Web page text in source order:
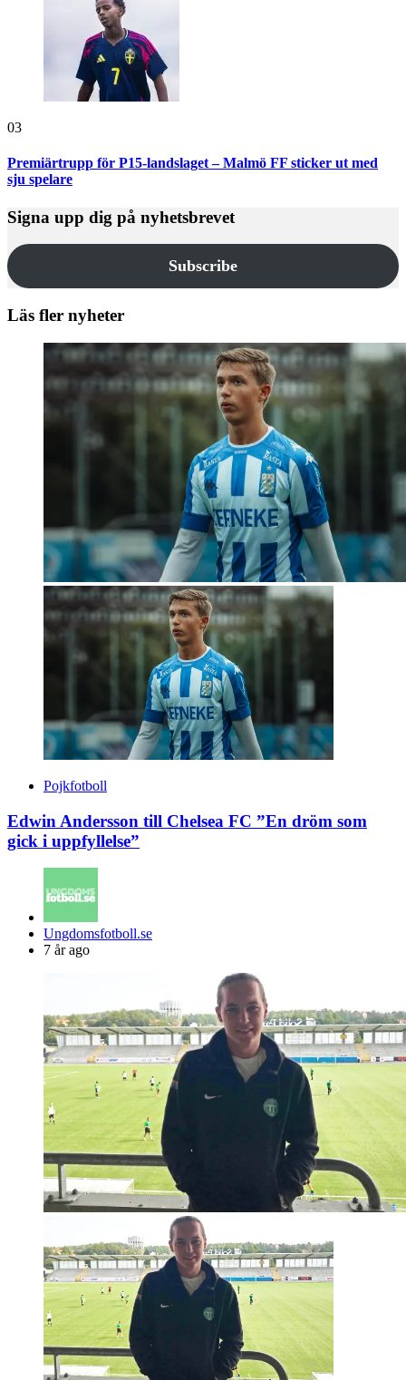
03
Premiärtrupp för P15-landslaget – Malmö FF sticker ut med
sju spelare
Signa upp dig på nyhetsbrevet
Subscribe
Läs fler nyheter
Pojkfotboll
Edwin Andersson till Chelsea FC ”En dröm som
gick i uppfyllelse”
Posted
by
Ungdomsfotboll.se
7 år ago